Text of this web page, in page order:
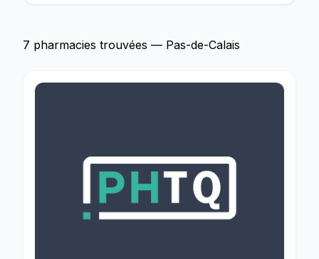
7 pharmacies trouvées — Pas-de-Calais